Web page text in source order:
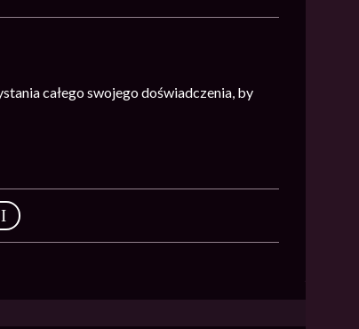
całego swojego doświadczenia, by